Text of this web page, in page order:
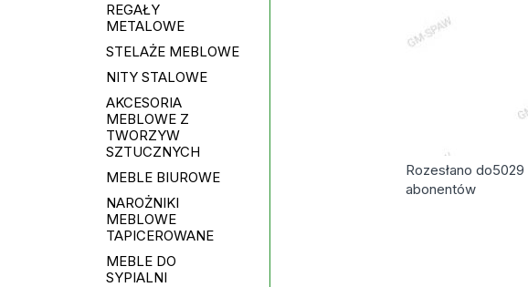
REGAŁY
METALOWE
STELAŻE MEBLOWE
NITY STALOWE
AKCESORIA
MEBLOWE Z
TWORZYW
SZTUCZNYCH
MEBLE BIUROWE
NAROŻNIKI
MEBLOWE
TAPICEROWANE
MEBLE DO
SYPIALNI
Rozesłano do5029
abonentów